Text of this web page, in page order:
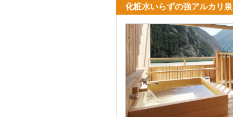
化粧水いらずの強アルカリ